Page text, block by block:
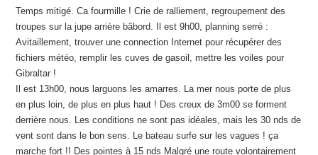
Temps mitigé. Ca fourmille ! Crie de ralliement, regroupement des
troupes sur la jupe arrière bâbord. Il est 9h00, planning serré :
Avitaillement, trouver une connection Internet pour récupérer des
fichiers météo, remplir les cuves de gasoil, mettre les voiles pour
Gibraltar !
Il est 13h00, nous larguons les amarres. La mer nous porte de plus
en plus loin, de plus en plus haut ! Des creux de 3m00 se forment
derrière nous. Les conditions ne sont pas idéales, mais les 30 nds de
vent sont dans le bon sens. Le bateau surfe sur les vagues ! ça
marche fort !! Des pointes à 15 nds Malgré une route volontairement